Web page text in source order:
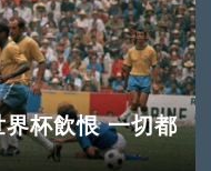
杯飲恨 一切都